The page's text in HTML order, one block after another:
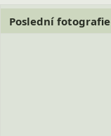
Poslední fotografie